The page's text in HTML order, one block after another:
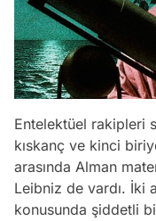
Entelektüel rakipleri
kıskanç ve kinci
arasında Alman
Leibniz de vardı. İki
konusunda şiddetli